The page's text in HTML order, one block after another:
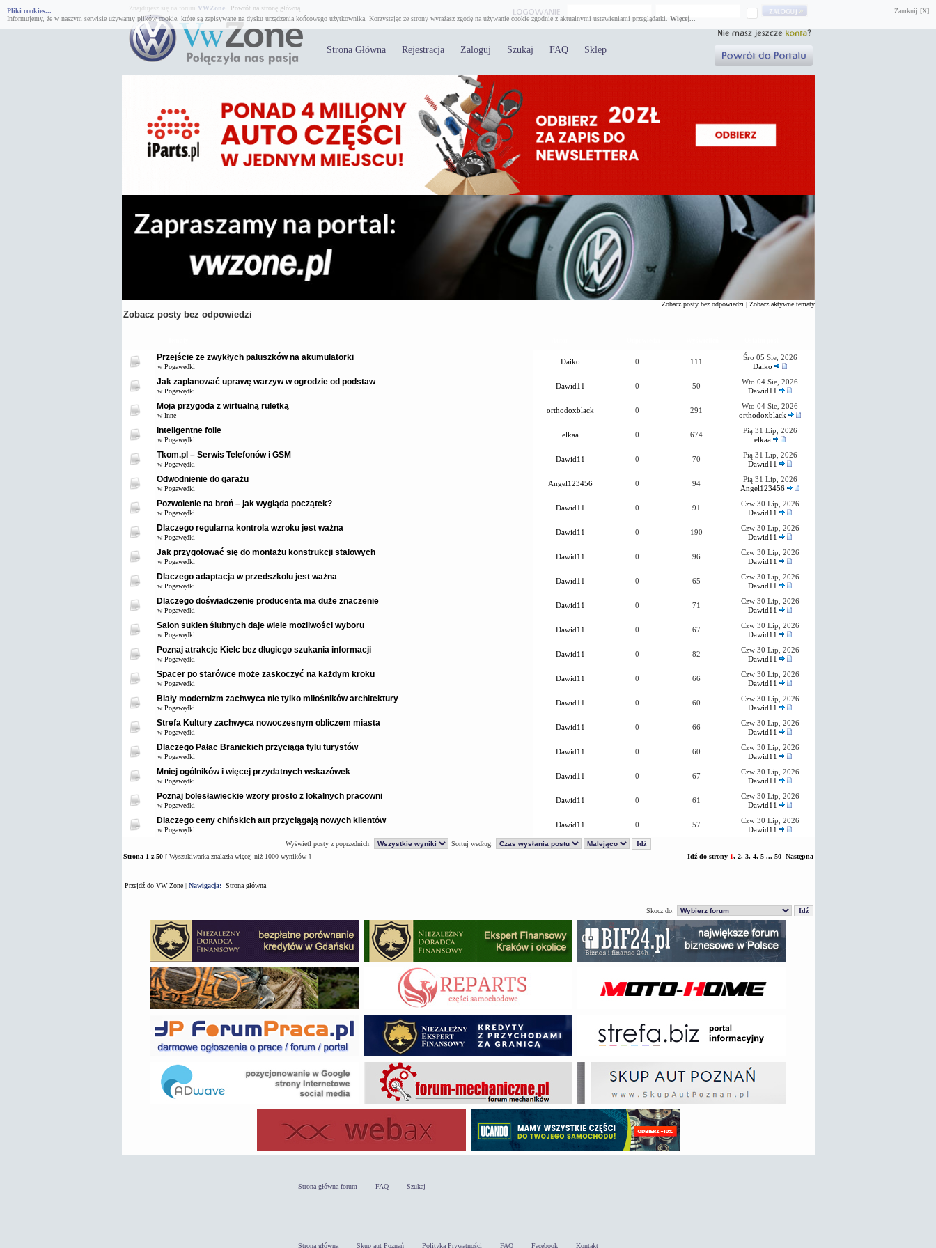
Zamknij [X]
Pliki cookies...
Informujemy, że w naszym serwisie używamy plików cookie, które są zapisywane na dysku urządzenia końcowego użytkownika. Korzystając ze strony wyrażasz zgodę na używanie cookie zgodnie z aktualnymi ustawieniami przeglądarki. Więcej...
Znajdujesz się na forum VWZone. Powrót na stronę główną.
Strona Główna Rejestracja Zaloguj Szukaj FAQ Sklep
Zobacz posty bez odpowiedzi | Zobacz aktywne tematy
Zobacz posty bez odpowiedzi
Przejście ze zwykłych paluszków na akumulatorki
w Pogawędki
Daiko 0 111
Śro 05 Sie, 2026
Daiko
Jak zaplanować uprawę warzyw w ogrodzie od podstaw
w Pogawędki
Dawid11 0 50
Wto 04 Sie, 2026
Dawid11
Moja przygoda z wirtualną ruletką
w Inne
orthodoxblack 0 291
Wto 04 Sie, 2026
orthodoxblack
Inteligentne folie
w Pogawędki
elkaa 0 674
Pią 31 Lip, 2026
elkaa
Tkom.pl – Serwis Telefonów i GSM
w Pogawędki
Dawid11 0 70
Pią 31 Lip, 2026
Dawid11
Odwodnienie do garażu
w Pogawędki
Angel123456 0 94
Pią 31 Lip, 2026
Angel123456
Pozwolenie na broń – jak wygląda początek?
w Pogawędki
Dawid11 0 91
Czw 30 Lip, 2026
Dawid11
Dlaczego regularna kontrola wzroku jest ważna
w Pogawędki
Dawid11 0 190
Czw 30 Lip, 2026
Dawid11
Jak przygotować się do montażu konstrukcji stalowych
w Pogawędki
Dawid11 0 96
Czw 30 Lip, 2026
Dawid11
Dlaczego adaptacja w przedszkolu jest ważna
w Pogawędki
Dawid11 0 65
Czw 30 Lip, 2026
Dawid11
Dlaczego doświadczenie producenta ma duże znaczenie
w Pogawędki
Dawid11 0 71
Czw 30 Lip, 2026
Dawid11
Salon sukien ślubnych daje wiele możliwości wyboru
w Pogawędki
Dawid11 0 67
Czw 30 Lip, 2026
Dawid11
Poznaj atrakcje Kielc bez długiego szukania informacji
w Pogawędki
Dawid11 0 82
Czw 30 Lip, 2026
Dawid11
Spacer po starówce może zaskoczyć na każdym kroku
w Pogawędki
Dawid11 0 66
Czw 30 Lip, 2026
Dawid11
Biały modernizm zachwyca nie tylko miłośników architektury
w Pogawędki
Dawid11 0 60
Czw 30 Lip, 2026
Dawid11
Strefa Kultury zachwyca nowoczesnym obliczem miasta
w Pogawędki
Dawid11 0 66
Czw 30 Lip, 2026
Dawid11
Dlaczego Pałac Branickich przyciąga tylu turystów
w Pogawędki
Dawid11 0 60
Czw 30 Lip, 2026
Dawid11
Mniej ogólników i więcej przydatnych wskazówek
w Pogawędki
Dawid11 0 67
Czw 30 Lip, 2026
Dawid11
Poznaj bolesławieckie wzory prosto z lokalnych pracowni
w Pogawędki
Dawid11 0 61
Czw 30 Lip, 2026
Dawid11
Dlaczego ceny chińskich aut przyciągają nowych klientów
w Pogawędki
Dawid11 0 57
Czw 30 Lip, 2026
Dawid11
Wyświetl posty z poprzednich:
Sortuj według:
Strona 1 z50[ Wyszukiwarka znalazła więcej niż 1000 wyników ] Idź do strony 1, 2, 3, 4, 5... 50 Następna
Przejdź do VW Zone| Nawigacja: Strona główna
Skocz do:
Strona główna forum FAQ Szukaj
Strona główna Skup aut Poznań Polityka Prywatności FAQ Facebook Kontakt